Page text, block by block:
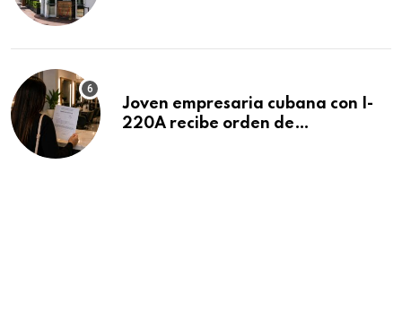
Joven empresaria cubana con I-
220A recibe orden de